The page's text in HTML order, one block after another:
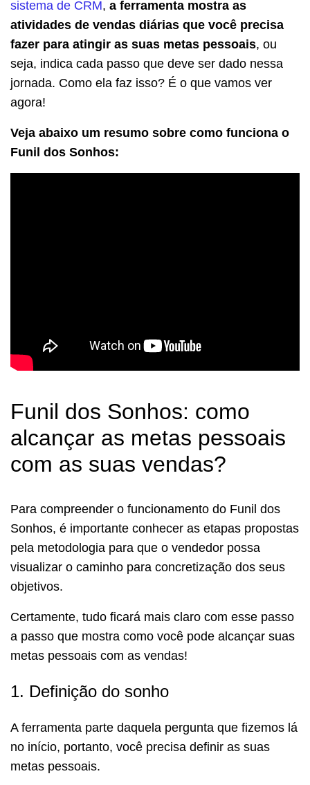
sistema de CRM, a ferramenta mostra as
atividades de vendas diárias que você precisa
fazer para atingir as suas metas pessoais, ou
seja, indica cada passo que deve ser dado nessa
jornada. Como ela faz isso? É o que vamos ver
agora!
Veja abaixo um resumo sobre como funciona o
Funil dos Sonhos:
Funil dos Sonhos: como
alcançar as metas pessoais
com as suas vendas?
Para compreender o funcionamento do Funil dos
Sonhos, é importante conhecer as etapas propostas
pela metodologia para que o vendedor possa
visualizar o caminho para concretização dos seus
objetivos.
Certamente, tudo ficará mais claro com esse passo
a passo que mostra como você pode alcançar suas
metas pessoais com as vendas!
1. Definição do sonho
A ferramenta parte daquela pergunta que fizemos lá
no início, portanto, você precisa definir as suas
metas pessoais.